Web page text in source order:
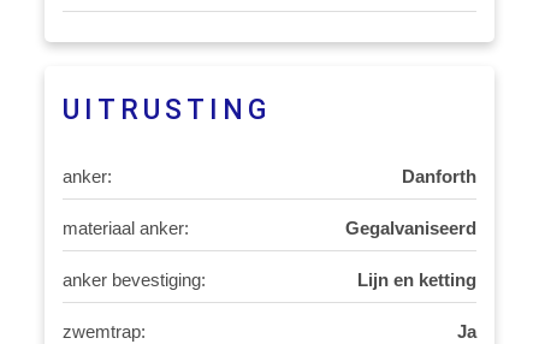
UITRUSTING
anker: Danforth
materiaal anker: Gegalvaniseerd
anker bevestiging: Lijn en ketting
zwemtrap: Ja